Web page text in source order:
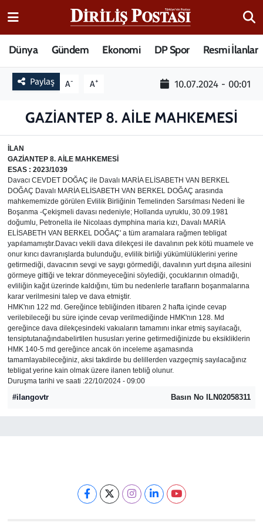
Dünya Gündem Ekonomi DP Spor Resmi İlanlar
Paylaş A- A+ 10.07.2024 - 00:01
GAZİANTEP 8. AİLE MAHKEMESİ
İLAN
GAZİANTEP 8. AİLE MAHKEMESİ
ESAS : 2023/1039
Davacı CEVDET DOĞAÇ ile Davalı MARİA ELİSABETH VAN BERKEL
DOĞAÇ Davalı MARİA ELİSABETH VAN BERKEL DOĞAÇ arasında
mahkememizde görülen Evlilik Birliğinin Temelinden Sarsılması Nedeni İle
Boşanma -Çekişmeli davası nedeniyle; Hollanda uyruklu, 30.09.1981
doğumlu, Petronella ile Nicolaas dymphina maria kızı, Davalı MARİA
ELİSABETH VAN BERKEL DOĞAÇ' a tüm aramalara rağmen tebligat
yapılamamıştır.Davacı vekili dava dilekçesi ile davalının pek kötü muamele ve
onur kırıcı davranışlarda bulunduğu, evlilik birliği yükümlülüklerini yerine
getirmediği, davacının sevgi ve saygı görmediği, davalının yurt dışına ailesini
görmeye gittiği ve tekrar dönmeyeceğini söylediği, çocuklarının olmadığı,
evliliğin kağıt üzerinde kaldığını, tüm bu nedenlerle tarafların boşanmalarına
karar verilmesini talep ve dava etmiştir.
HMK'nın 122 md. Gereğince tebliğinden itibaren 2 hafta içinde cevap
verilebileceği bu süre içinde cevap verilmediğinde HMK'nın 128. Md
gereğince dava dilekçesindeki vakıaların tamamını inkar etmiş sayılacağı,
tensiptutanağındabelirtilen hususları yerine getirmediğinizde bu eksikliklerin
HMK 140-5 md gereğince ancak ön inceleme aşamasında
tamamlayabileceğiniz, aksi takdirde bu delillerden vazgeçmiş sayılacağınız
tebligat yerine kain olmak üzere ilanen tebliğ olunur.
Duruşma tarihi ve saati :22/10/2024 - 09:00
#ilangovtr Basın No ILN02058311
15 Temmuz Destanı
Analiz-Yorum
Dünya
Eğitim
Ekonomi
Elif Kuşağı
Güncel
Gündem
Haber
Kültür Sanat
Kurumsal Haberler
Lezzet Durağı
Nöbetçi Eczaneler
Hava Durumu
Süper Lig Puan Durumu ve Fikstür
Tüm Manşetler
Son Dakika Haberleri
Haber Arşivi